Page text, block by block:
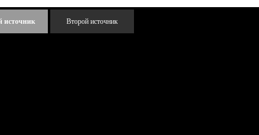
источник Второй источник